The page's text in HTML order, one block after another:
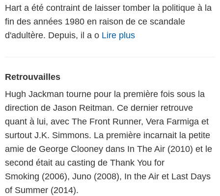
Hart a été contraint de laisser tomber la politique à la
fin des années 1980 en raison de ce scandale
d'adultère. Depuis, il a o Lire plus
Retrouvailles
Hugh Jackman tourne pour la première fois sous la
direction de Jason Reitman. Ce dernier retrouve
quant à lui, avec The Front Runner, Vera Farmiga et
surtout J.K. Simmons. La première incarnait la petite
amie de George Clooney dans In The Air (2010) et le
second était au casting de Thank You for
Smoking (2006), Juno (2008), In the Air et Last Days
of Summer (2014).